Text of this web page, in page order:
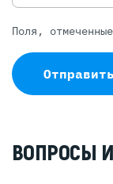
Поля,
Отправить
ВОПРОСЫ